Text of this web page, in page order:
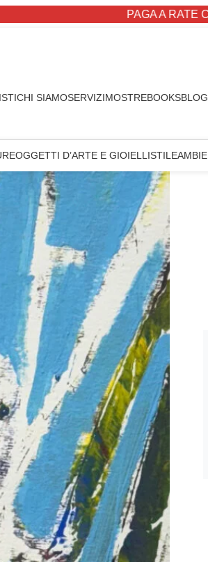
PAGA A RATE CON
CHI SIAMOSERVIZIMOSTREBOOKSBLOG
OGGETTI D’ARTE E GIOIELLISTILE